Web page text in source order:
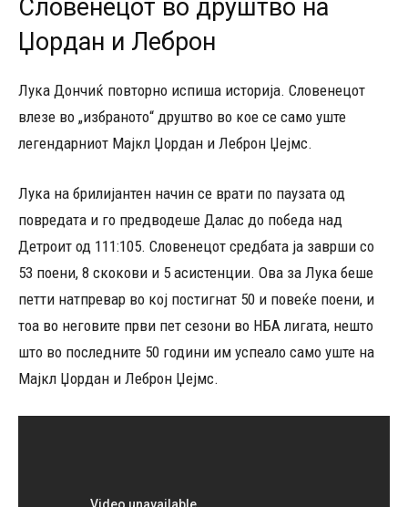
Словенецот во друштво на
Џордан и Леброн
Лука Дончиќ повторно испиша историја. Словенецот
влезе во „избраното“ друштво во кое се само уште
легендарниот Мајкл Џордан и Леброн Џејмс.
Лука на брилијантен начин се врати по паузата од
повредата и го предводеше Далас до победа над
Детроит од 111:105. Словенецот средбата ја заврши со
53 поени, 8 скокови и 5 асистенции. Ова за Лука беше
петти натпревар во кој постигнат 50 и повеќе поени, и
тоа во неговите први пет сезони во НБА лигата, нешто
што во последните 50 години им успеало само уште на
Мајкл Џордан и Леброн Џејмс.